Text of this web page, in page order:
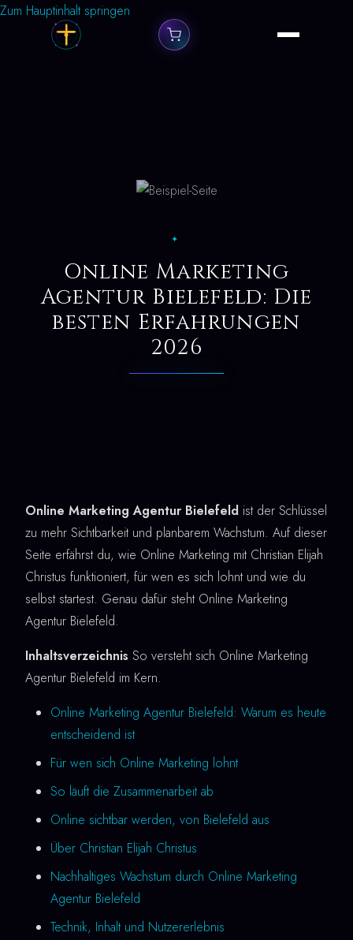
Zum Hauptinhalt springen
✦
Online Marketing
Agentur Bielefeld: Die
besten Erfahrungen
2026
Online Marketing Agentur Bielefeld ist der Schlüssel
zu mehr Sichtbarkeit und planbarem Wachstum. Auf dieser
Seite erfährst du, wie Online Marketing mit Christian Elijah
Christus funktioniert, für wen es sich lohnt und wie du
selbst startest. Genau dafür steht Online Marketing
Agentur Bielefeld.
Inhaltsverzeichnis So versteht sich Online Marketing
Agentur Bielefeld im Kern.
Online Marketing Agentur Bielefeld: Warum es heute
entscheidend ist
Für wen sich Online Marketing lohnt
So läuft die Zusammenarbeit ab
Online sichtbar werden, von Bielefeld aus
Über Christian Elijah Christus
Nachhaltiges Wachstum durch Online Marketing
Agentur Bielefeld
Technik, Inhalt und Nutzererlebnis